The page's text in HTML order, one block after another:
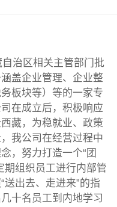
治区相关主管部门批
盖企业管理、企业整
板块等）等的一家专
在成立后，积极响应
藏，为稳就业、政策
我公司在经营过程中
，努力打造一个“团
期组织员工进行内部管
出去、走进来”的指
十名员工到内地学习